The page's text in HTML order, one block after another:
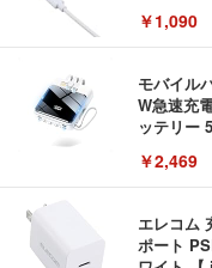
￥1,090
モバイル
W急速充
ッテリー
携帯充電
急用 iOS/
￥2,469
エレコム
ポート